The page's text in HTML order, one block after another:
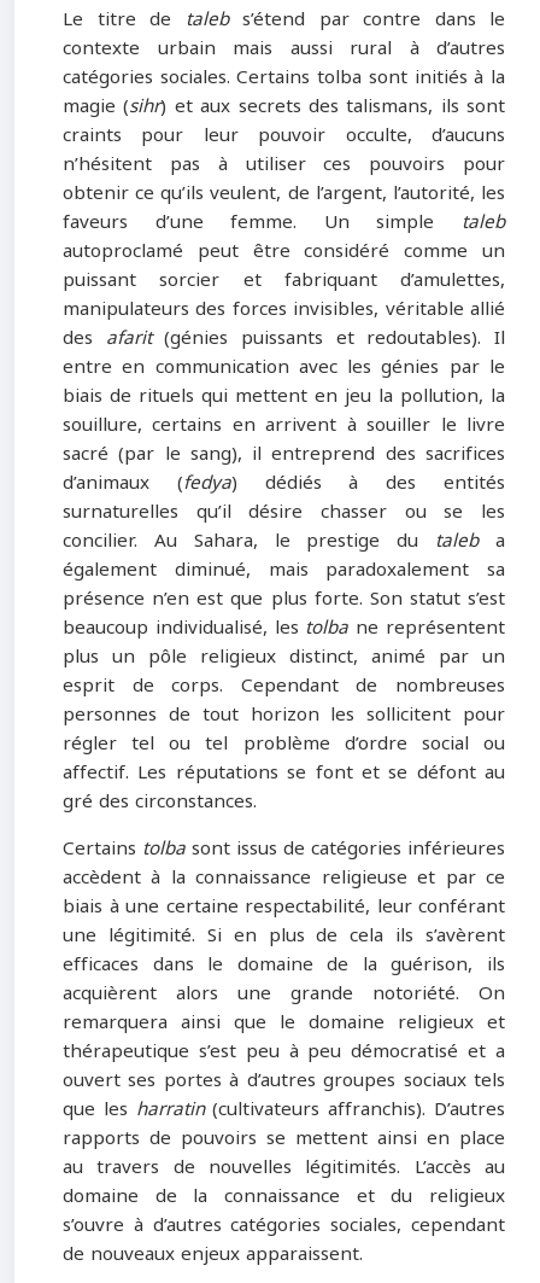
Le titre de taleb s’étend par contre dans le
contexte urbain mais aussi rural à d’autres
catégories sociales. Certains tolba sont initiés à la
magie (sihr) et aux secrets des talismans, ils sont
craints pour leur pouvoir occulte, d’aucuns
n’hésitent pas à utiliser ces pouvoirs pour
obtenir ce qu’ils veulent, de l’argent, l’autorité, les
faveurs d’une femme. Un simple taleb
autoproclamé peut être considéré comme un
puissant sorcier et fabriquant d’amulettes,
manipulateurs des forces invisibles, véritable allié
des afarit(génies puissants et redoutables). Il
entre en communication avec les génies par le
biais de rituels qui mettent en jeu la pollution, la
souillure, certains en arrivent à souiller le livre
sacré (par le sang), il entreprend des sacrifices
d’animaux (fedya) dédiés à des entités
surnaturelles qu’il désire chasser ou se les
concilier. Au Sahara, le prestige du taleba
également diminué, mais paradoxalement sa
présence n’en est que plus forte. Son statut s’est
beaucoup individualisé, les tolba ne représentent
plus un pôle religieux distinct, animé par un
esprit de corps. Cependant de nombreuses
personnes de tout horizon les sollicitent pour
régler tel ou tel problème d’ordre social ou
affectif. Les réputations se font et se défont au
gré des circonstances.
Certains tolbasont issus de catégories inférieures
accèdent à la connaissance religieuse et par ce
biais à une certaine respectabilité, leur conférant
une légitimité. Si en plus de cela ils s’avèrent
efficaces dans le domaine de la guérison, ils
acquièrent alors une grande notoriété. On
remarquera ainsi que le domaine religieux et
thérapeutique s’est peu à peu démocratisé et a
ouvert ses portes à d’autres groupes sociaux tels
que les harratin(cultivateurs affranchis). D’autres
rapports de pouvoirs se mettent ainsi en place
au travers de nouvelles légitimités. L’accès au
domaine de la connaissance et du religieux
s’ouvre à d’autres catégories sociales, cependant
de nouveaux enjeux apparaissent.